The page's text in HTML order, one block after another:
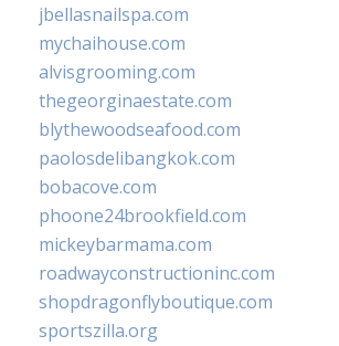
jbellasnailspa.com
mychaihouse.com
alvisgrooming.com
thegeorginaestate.com
blythewoodseafood.com
paolosdelibangkok.com
bobacove.com
phoone24brookfield.com
mickeybarmama.com
roadwayconstructioninc.com
shopdragonflyboutique.com
sportszilla.org